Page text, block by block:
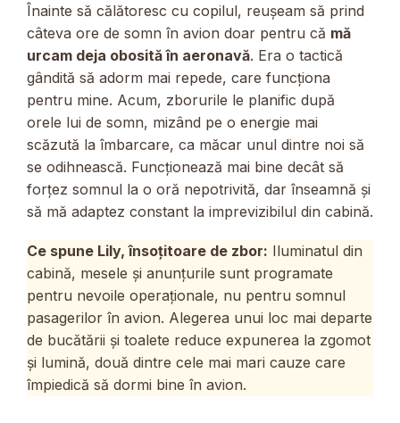
Înainte să călătoresc cu copilul, reușeam să prind
câteva ore de somn în avion doar pentru că mă
urcam deja obosită în aeronavă. Era o tactică
gândită să adorm mai repede, care funcționa
pentru mine. Acum, zborurile le planific după
orele lui de somn, mizând pe o energie mai
scăzută la îmbarcare, ca măcar unul dintre noi să
se odihnească. Funcționează mai bine decât să
forțez somnul la o oră nepotrivită, dar înseamnă și
să mă adaptez constant la imprevizibilul din cabină.
Ce spune Lily, însoțitoare de zbor: Iluminatul din
cabină, mesele și anunțurile sunt programate
pentru nevoile operaționale, nu pentru somnul
pasagerilor în avion. Alegerea unui loc mai departe
de bucătării și toalete reduce expunerea la zgomot
și lumină, două dintre cele mai mari cauze care
împiedică să dormi bine în avion.